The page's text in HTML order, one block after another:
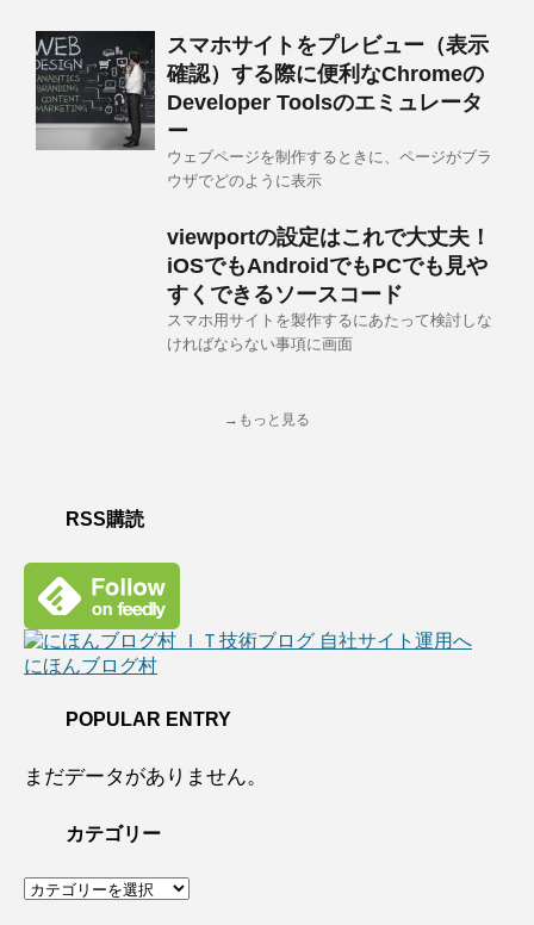
スマホサイトをプレビュー（表示
確認）する際に便利なChromeの
Developer Toolsのエミュレータ
ー
ウェブページを制作するときに、ページがブラ
ウザでどのように表示
viewportの設定はこれで大丈夫！
iOSでもAndroidでもPCでも見や
すくできるソースコード
スマホ用サイトを製作するにあたって検討しな
ければならない事項に画面
→もっと見る
RSS購読
にほんブログ村
POPULAR ENTRY
まだデータがありません。
カテゴリー
カ